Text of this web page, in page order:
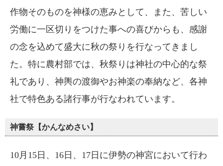
作物そのものを神様の恵みとして、また、苦しい
労働に一区切りをつけた事への喜びからも、感謝
の念を込めて盛大に秋の祭りを行なってきまし
た。特に農村部では、秋祭りは神社の中心的な祭
礼であり、神輿の渡御やお神楽の奉納など、各神
社で特色ある諸行事が行なわれています。
神嘗祭【かんなめさい】
10月15日、16日、17日に伊勢の神宮において行わ